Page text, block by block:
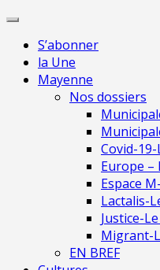
Skip
contentS’abonner
la Une
Mayenne
Nos dossiers
Covid-
Europe –
Espace
Lactalis-
Justice-
Migrant-
EN BREF
indépendante en
Mayenne